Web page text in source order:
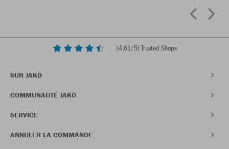
(4,61/5) Trusted Shops
SUR JAKO
COMMUNAUTÉ JAKO
SERVICE
ANNULER LA COMMANDE